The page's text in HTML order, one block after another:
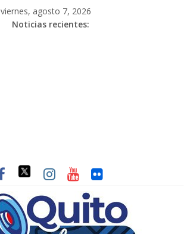
viernes, agosto 7, 2026
Noticias recientes: